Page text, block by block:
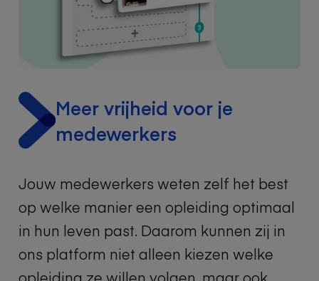
Meer vrijheid voor je
medewerkers
Jouw medewerkers weten zelf het best
op welke manier een opleiding optimaal
in hun leven past. Daarom kunnen zij in
ons platform niet alleen kiezen welke
opleiding ze willen volgen, maar ook